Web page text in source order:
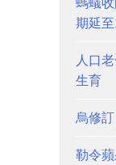
期延
人口
生育
烏修
勒令